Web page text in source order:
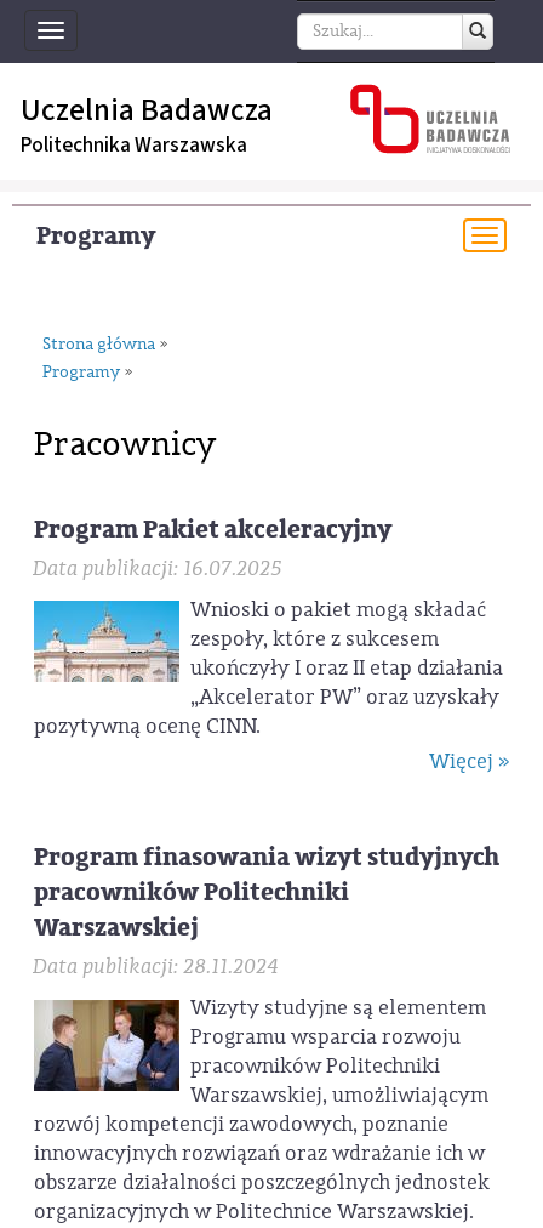
Toggle
navigation
Uczelnia Badawcza
Politechnika Warszawska
Programy
Strona główna »
Programy »
Pracownicy
Program Pakiet akceleracyjny
Data publikacji: 16.07.2025
Wnioski o pakiet mogą składać
zespoły, które z sukcesem
ukończyły I oraz II etap działania
„Akcelerator PW” oraz uzyskały
pozytywną ocenę CINN.
Więcej »
Program finasowania wizyt studyjnych
pracowników Politechniki
Warszawskiej
Data publikacji: 28.11.2024
Wizyty studyjne są elementem
Programu wsparcia rozwoju
pracowników Politechniki
Warszawskiej, umożliwiającym
rozwój kompetencji zawodowych, poznanie
innowacyjnych rozwiązań oraz wdrażanie ich w
obszarze działalności poszczególnych jednostek
organizacyjnych w Politechnice Warszawskiej.